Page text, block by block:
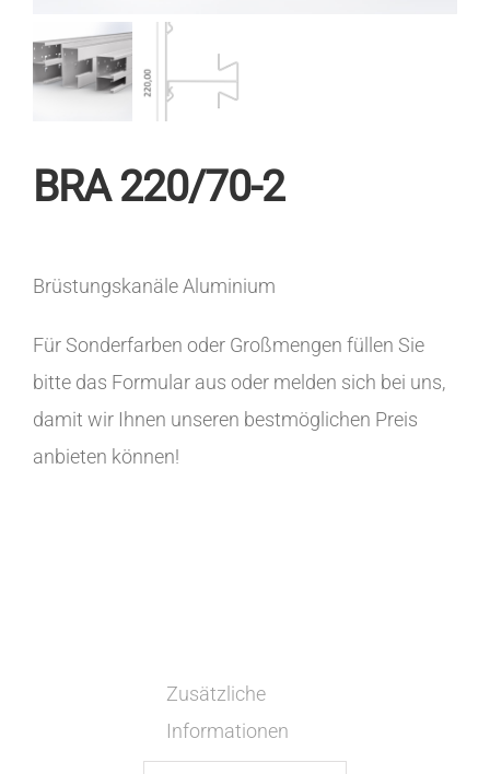
BRA 220/70-2
Brüstungskanäle Aluminium
Für Sonderfarben oder Großmengen füllen Sie
bitte das Formular aus oder melden sich bei uns,
damit wir Ihnen unseren bestmöglichen Preis
anbieten können!
Zusätzliche
Informationen